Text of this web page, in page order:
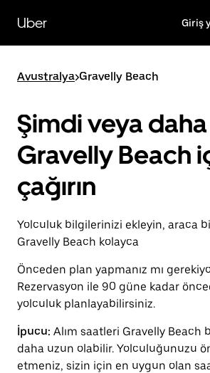
içeriğe
gidinUber Giriş
Avustralya>Gravelly Beach
Şimdi veya
Gravelly Beach
çağırın
Yolculuk bilgilerinizi ekleyin, araca
Gravelly Beach kolayca
Önceden plan yapmanız mı
Rezervasyon ile 90 güne kadar
yolculuk planlayabilirsiniz.
İpucu: Alım saatleri Gravelly Beach
daha uzun olabilir. Yolculuğunuzu
etmeniz, sizin için en uygun olan